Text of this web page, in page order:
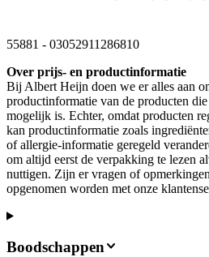
55881 - 03052911286810
Over prijs- en productinformatie
Bij Albert Heijn doen we er alles aan
productinformatie van de producten
mogelijk is. Echter, omdat producten
kan productinformatie zoals
of allergie-informatie geregeld
om altijd eerst de verpakking te lezen
nuttigen. Zijn er vragen of
opgenomen worden met onze
Boodschappen